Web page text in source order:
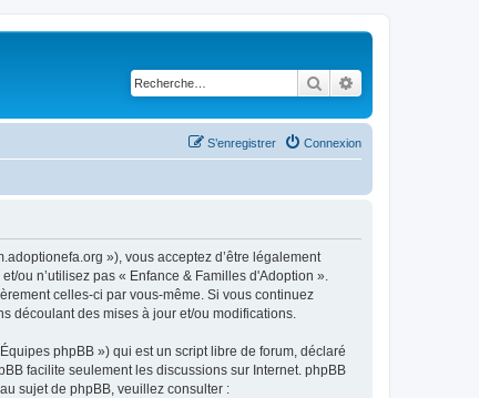
Rechercher
Connexion
S’enregistrer
»), vous acceptez d’être légalement
ou n’utilisez pas « Enfance & Familles d'Adoption ».
celles-ci par vous-même. Si vous continuez
découlant des mises à jour et/ou modifications.
phpBB ») qui est un script libre de forum, déclaré
facilite seulement les discussions sur Internet. phpBB
sujet de phpBB, veuillez consulter :